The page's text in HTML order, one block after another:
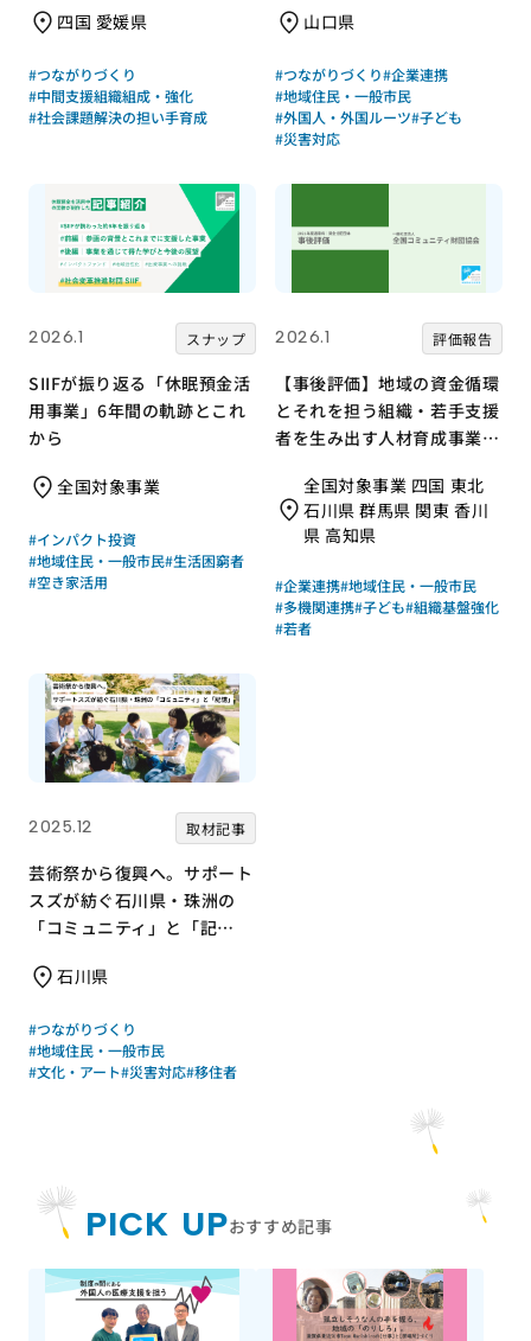
PICK UPおすすめ記事
四国 愛媛県
#つながりづくり
#中間支援組織組成・強化
#社会課題解決の担い手育成
山口県
#つながりづくり#企業連携
#地域住民・一般市民
#外国人・外国ルーツ#子ども
#災害対応
2026.1 スナップ
SIIFが振り返る「休眠預金活
用事業」6年間の軌跡とこれ
から
全国対象事業
#インパクト投資
#地域住民・一般市民#生活困窮者
#空き家活用
2026.1 評価報告
【事後評価】地域の資金循環
とそれを担う組織・若手支援
者を生み出す人材育成事業｜
［21年度通常枠］
全国対象事業 四国 東北
石川県 群馬県 関東 香川
県 高知県
#企業連携#地域住民・一般市民
#多機関連携#子ども#組織基盤強化
#若者
2025.12 取材記事
芸術祭から復興へ。サポート
スズが紡ぐ石川県・珠洲の
「コミュニティ」と「記
石川県
#つながりづくり
#地域住民・一般市民
#文化・アート#災害対応#移住者